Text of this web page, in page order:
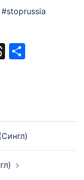
Threads